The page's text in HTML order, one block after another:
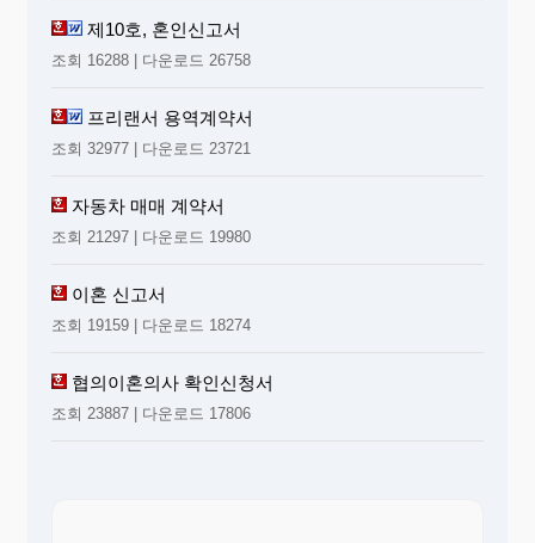
제10호, 혼인신고서
조회 16288 | 다운로드 26758
프리랜서 용역계약서
조회 32977 | 다운로드 23721
자동차 매매 계약서
조회 21297 | 다운로드 19980
이혼 신고서
조회 19159 | 다운로드 18274
협의이혼의사 확인신청서
조회 23887 | 다운로드 17806